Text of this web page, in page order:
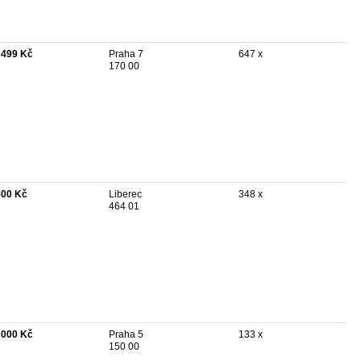
Kč
Praha 7
170 00
647 x
Kč
Liberec
464 01
348 x
Kč
Praha 5
150 00
133 x